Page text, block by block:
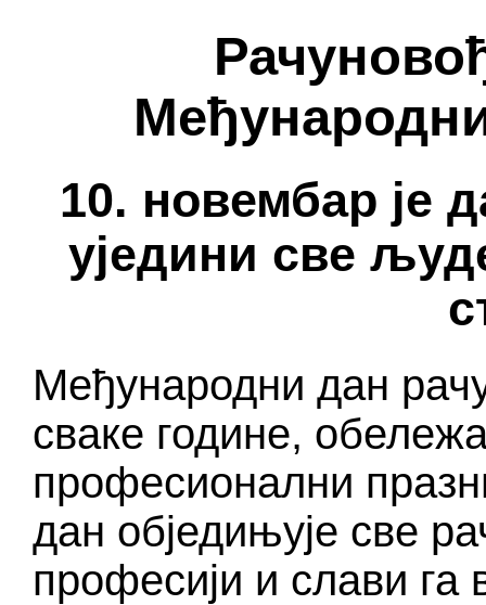
10. новембар је
уједини све
Међународни дан
сваке године,
професионални
дан обједињује све
професији и слави